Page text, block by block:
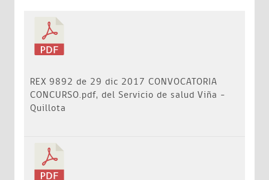
REX 9892 de 29 dic 2017 CONVOCATORIA
CONCURSO.pdf, del Servicio de salud Viña –
Quillota